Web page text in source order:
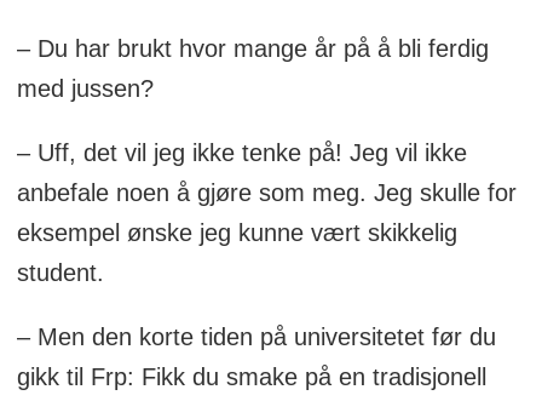
– Du har brukt hvor mange år på å bli ferdig
med jussen?
– Uff, det vil jeg ikke tenke på! Jeg vil ikke
anbefale noen å gjøre som meg. Jeg skulle for
eksempel ønske jeg kunne vært skikkelig
student.
– Men den korte tiden på universitetet før du
gikk til Frp: Fikk du smake på en tradisjonell